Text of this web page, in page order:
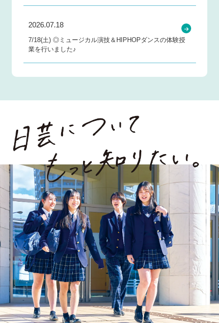
2026.07.18
7/18(土) ◎ミュージカル演技＆HIPHOPダンスの体験授
業を行いました♪